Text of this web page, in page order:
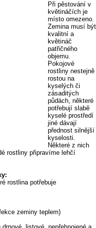
Při pěstování v
květináčích je
místo omezeno.
Zemina musí být
kvalitní a
květináč
patřičného
objemu.
Pokojové
rostliny nestejně
rostou na
kyselých či
zásaditých
půdách, některé
potřebují slabě
kyselé prostředí
jiné dávají
přednost silnější
kyselosti.
Některé z nich
rostliny připravíme lehčí
rostlina potřebuje
zeminy teplem)